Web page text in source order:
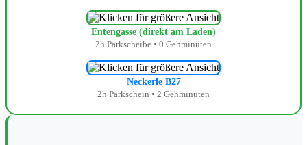
Entengasse (direkt am Laden)
2h Parkscheibe • 0 Gehminuten
Neckerle B27
2h Parkschein • 2 Gehminuten